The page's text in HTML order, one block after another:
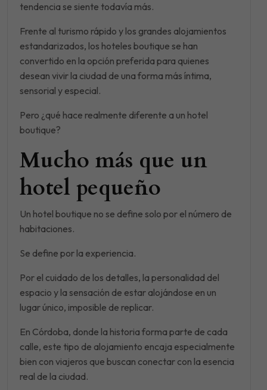
tendencia se siente todavía más.
Frente al turismo rápido y los grandes alojamientos
estandarizados, los hoteles boutique se han
convertido en la opción preferida para quienes
desean vivir la ciudad de una forma más íntima,
sensorial y especial.
Pero ¿qué hace realmente diferente a un hotel
boutique?
Mucho más que un
hotel pequeño
Un hotel boutique no se define solo por el número de
habitaciones.
Se define por la experiencia.
Por el cuidado de los detalles, la personalidad del
espacio y la sensación de estar alojándose en un
lugar único, imposible de replicar.
En Córdoba, donde la historia forma parte de cada
calle, este tipo de alojamiento encaja especialmente
bien con viajeros que buscan conectar con la esencia
real de la ciudad.